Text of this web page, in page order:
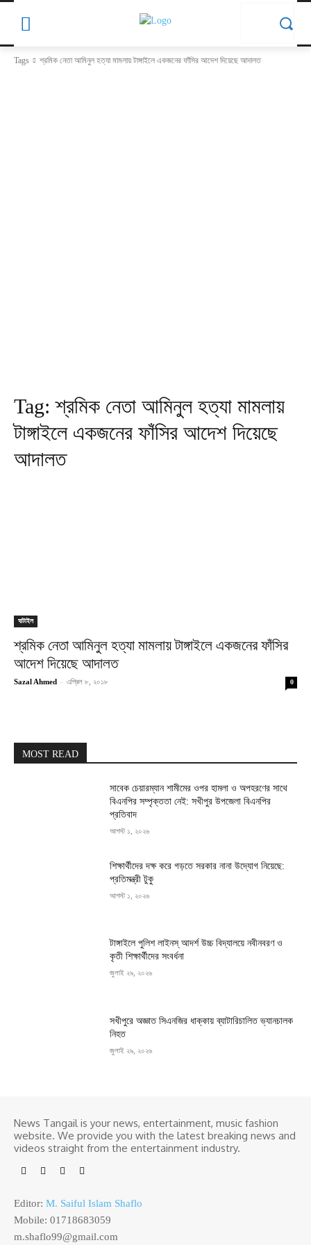
Tags শ্রমিক নেতা আমিনুল হত্যা মামলায় টাঙ্গাইলে একজনের ফাঁসির আদেশ দিয়েছে আদালত
Tag:শ্রমিক নেতা আমিনুল হত্যা মামলায়
টাঙ্গাইলে একজনের ফাঁসির আদেশ দিয়েছে
আদালত
ঘাটাইল
শ্রমিক নেতা আমিনুল হত্যা মামলায় টাঙ্গাইলে একজনের ফাঁসির
আদেশ দিয়েছে আদালত
Sazal Ahmed - এপ্রিল ৮, ২০১৮ 0
MOST READ
সাবেক চেয়ারম্যান শামীমের ওপর হামলা ও অপহরণের সাথে
বিএনপির সম্পৃক্ততা নেই: সখীপুর উপজেলা বিএনপির
প্রতিবাদ
আগস্ট ১, ২০২৬
শিক্ষার্থীদের দক্ষ করে গড়তে সরকার নানা উদ্যোগ নিয়েছে:
প্রতিমন্ত্রী টুকু
আগস্ট ১, ২০২৬
টাঙ্গাইলে পুলিশ লাইনস্ আদর্শ উচ্চ বিদ্যালয়ে নবীনবরণ ও
কৃতী শিক্ষার্থীদের সংবর্ধনা
জুলাই ২৯, ২০২৬
সখীপুরে অজ্ঞাত সিএনজির ধাক্কায় ব্যাটারিচালিত ভ্যানচালক
নিহত
জুলাই ২৯, ২০২৬
News Tangail is your news, entertainment, music fashion
website. We provide you with the latest breaking news and
videos straight from the entertainment industry.
Editor: M. Saiful Islam Shaflo
Mobile: 01718683059
m.shaflo99@gmail.com